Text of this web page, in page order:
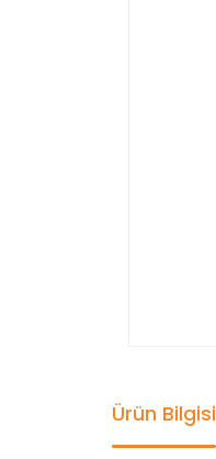
Ürün Bilgisi